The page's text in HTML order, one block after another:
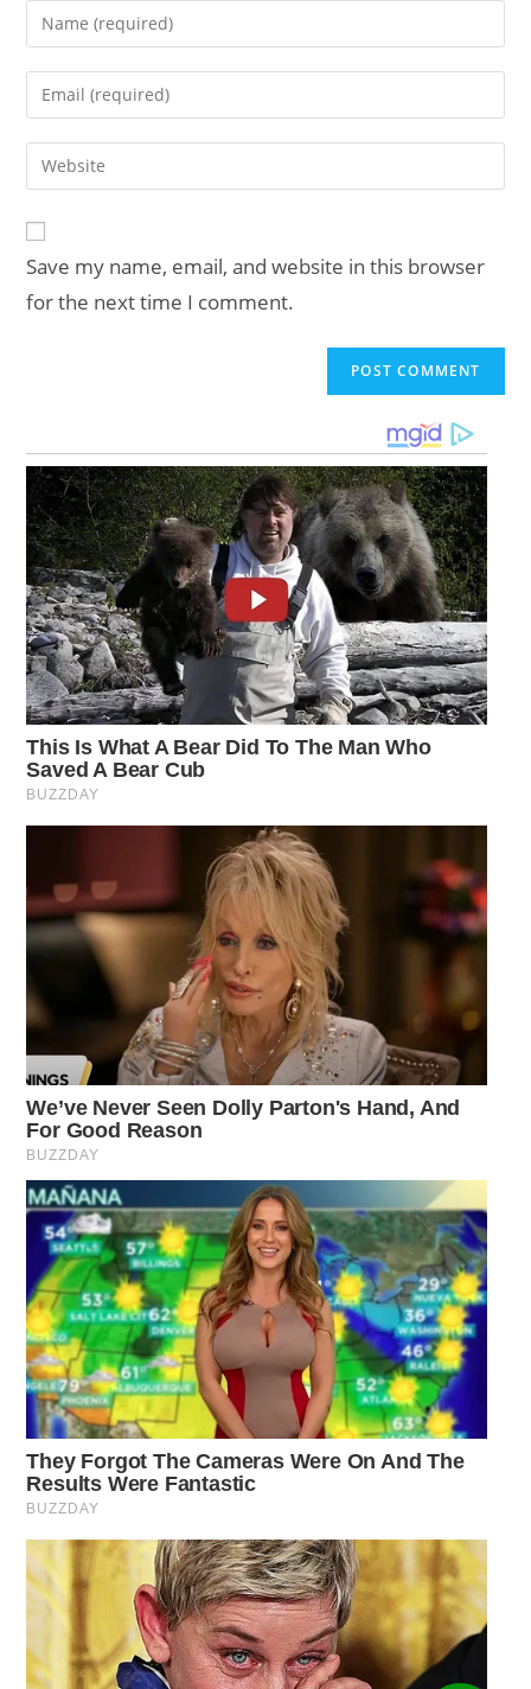
Enter
your
name
comment
Enter
your
email
address
Enter
your
URL
(optional)
Save my name, email, and website in this browser
for the next time I comment.